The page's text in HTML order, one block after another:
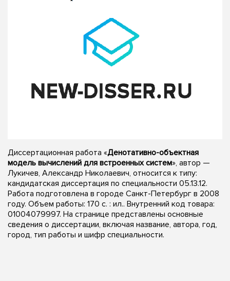
Диссертационная работа «Денотативно-объектная
модель вычислений для встроенных систем», автор —
Лукичев, Александр Николаевич, относится к типу:
кандидатская диссертация по специальности 05.13.12.
Работа подготовлена в городе Санкт-Петербург в 2008
году. Объем работы: 170 с. : ил.. Внутренний код товара:
01004079997. На странице представлены основные
сведения о диссертации, включая название, автора, год,
город, тип работы и шифр специальности.